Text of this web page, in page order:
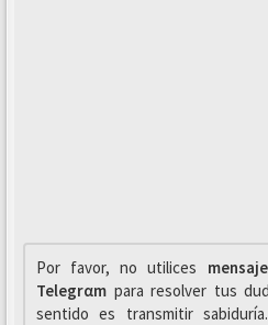
Por favor, no utilices
Telegrαm para resolver tus
sentido es transmitir